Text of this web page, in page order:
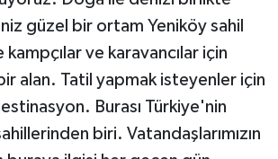
güzel bir ortam Yeniköy sahil
ve karavancılar için
alan. Tatil yapmak isteyenler için
Burası Türkiye'nin
biri. Vatandaşlarımızın